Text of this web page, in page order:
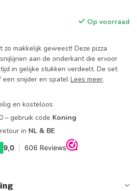
Op voorraad
zo makkelijk geweest! Deze pizza
aan de onderkant die ervoor
in gelijke stukken verdeelt. De set
snijder en spatel Lees meer.
en kosteloos
– gebruik code Koning
in NL & BE